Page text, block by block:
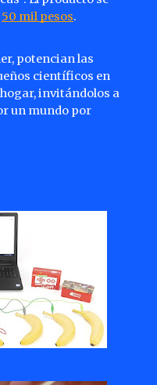
50 mil pesos.
potencian las
científicos en
invitándolos a
un mundo por